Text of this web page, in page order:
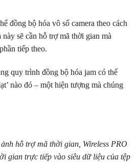
đồng bộ hóa vô số camera theo cách
sẽ cần hỗ trợ mã thời gian mà
tiếp theo.
quy trình đồng bộ hóa jam có thể
nào đó – một hiện tượng mà chúng
hỗ trợ mã thời gian, Wireless PRO
gian trực tiếp vào siêu dữ liệu của tệp